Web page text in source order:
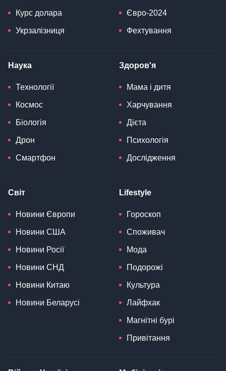
Курс долара
Укрзалізниця
Євро-2024
Фехтування
Наука
Технології
Космос
Біологія
Дрон
Смартфон
Здоров'я
Мама і дитя
Харчування
Дієта
Психологія
Дослідження
Світ
Новини Європи
Новини США
Новини Росії
Новини СНД
Новини Китаю
Новини Беларусі
Lifestyle
Гороскоп
Споживач
Мода
Подорожі
Культура
Лайфхак
Магнітні бурі
Привітання